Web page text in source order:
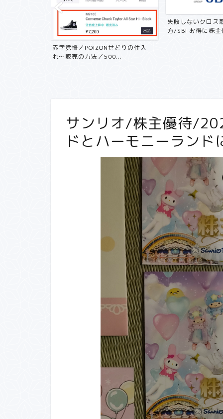
赤字覚悟／POIZONせどりの仕入
れ〜販売の方法／500...
失敗しないクロス
方/SBI お得に株
サンリオ/株主優待/
ドとハーモニーラン